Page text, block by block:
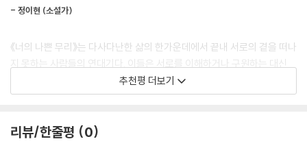
이 항상 무서웠다. 그래서 입사와 퇴사를 그렇게나 반복했는지도 모른다.
--- 「아무 사이」 중에서
어지간한 일들은 참고 견뎠고 애써 모른 척했다. 하지만 마음속에서 완전
감정이 일하는 내내 나를 괴롭혔다.
--- 「아무 사이」 중에서
밀쳐내는 일이 되고 만다는 것을, 그러한 과정이 반복되며 생긴 상처가 둘
《너의 나쁜 무리》는 친밀함과 거리감이 동시에 존재하는 관계의 딜레마를
핍진하게 묘사한다. 상대를 이해하지 못하면서도 차마 끊어내지 못하는,
- 정이현 (소설가)
《너의 나쁜 무리》는 다사다난한 삶의 한가운데에서 끝내 서로의 곁을 떠나
지 못하는 사람들의 연대기다. 이들은 서로를 이해하거나 구원하는 대신
그저 함께 흔들리기를 선택한다. 그 치열한 동요의 기록은 읽는 사람들의
마음에도 기어이 깊은 자국을 남기고야 만다.
추천평 더보기
리뷰/한줄평 0